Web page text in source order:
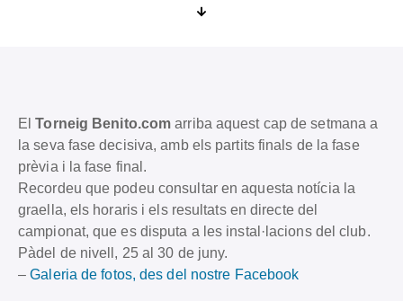
ElTorneig Benito.comarriba aquest cap de setmana a
la seva fase decisiva, amb els partits finals de la fase
prèvia i la fase final.
Recordeu que podeu consultar en aquesta notícia la
graella, els horaris i els resultats en directe del
campionat, que es disputa a les instal·lacions del club.
Pàdel de nivell, 25 al 30 de juny.
–Galeria de fotos, des del nostre Facebook